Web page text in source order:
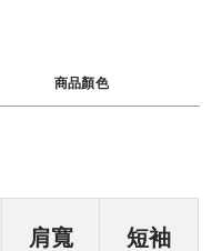
商品顏色
肩寬 短袖